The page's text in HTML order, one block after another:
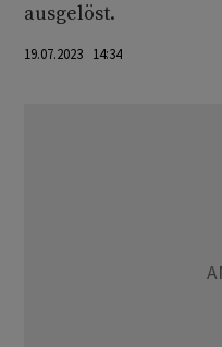
ausgelöst.
19.07.2023 14:34